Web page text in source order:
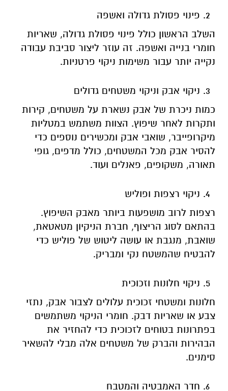
פינוי פסולת גדולה ואשפה
השלב הראשון כולל פינוי פסולת גדולה, שאריות
חומרי בנייה ואשפה. זה עוזר ליצור סביבת עבודה
נקייה יותר עבור משימות ניקוי פרטניות.
ניקוי אבק וניקוי משטחים גדולים
כמות ניכרת של אבק נשארת על משטחים, קירות
ותקרות לאחר שיפוץ. הצוות משתמש במטליות
מיקרופייבר, שואבי אבק ומכשירים נוספים כדי
להסיר אבק מכל המשטחים, כולל מדפים, גופי
תאורה, משקופים, פאנלים ועוד.
ניקוי רצפות ופוליש
רצפות לרוב מושפעות ביותר מאבק השיפוץ.
בהתאם לסוג הריצוף, חברת הניקיון מטאטאת,
שואבת, מנגבת או עושה ליטוש של פוליש כדי
להבטיח שהמשטח נקי ומבריק.
ניקוי חלונות וזכוכית
חלונות ומשטחי זכוכית עלולים לצבור אבק, נתזי
צבע או שאריות דבק. חומרי הניקוי משתמשים
בפתרונות בטוחים לזכוכית כדי להחזיר את
הבהירות והברק של משטחים אלה מבלי להשאיר
סימנים.
חדר האמבטיה והמטבח